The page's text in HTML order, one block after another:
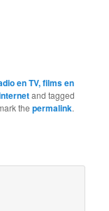
en TV, films en
and tagged
thepermalink.